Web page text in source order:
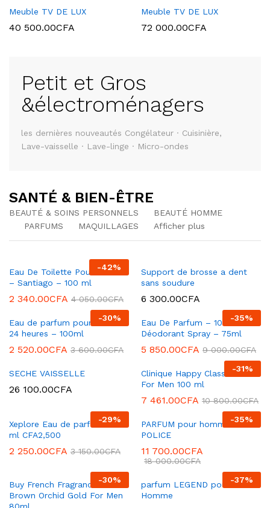
Meuble TV DE LUX
40 500.00CFA
Meuble TV DE LUX
72 000.00CFA
Petit et Gros
&électroménagers
les dernières nouveautés Congélateur · Cuisinière,
Lave-vaisselle · Lave-linge · Micro-ondes
SANTÉ & BIEN-ÊTRE
BEAUTÉ & SOINS PERSONNELS
BEAUTÉ HOMME
PARFUMS
MAQUILLAGES Afficher plus
-42%
Eau De Toilette Pour Homme
– Santiago – 100 ml
2 340.00CFA 4 050.00CFA
Support de brosse a dent
sans soudure
6 300.00CFA
-30%
Eau de parfum pour homme
24 heures – 100ml
2 520.00CFA 3 600.00CFA
-35%
Eau De Parfum – 100ml +
Déodorant Spray – 75ml
5 850.00CFA 9 000.00CFA
SECHE VAISSELLE
26 100.00CFA
-31%
Clinique Happy Classic Edt
For Men 100 ml
7 461.00CFA 10 800.00CFA
-29%
Xeplore Eau de parfum – 100
ml CFA2,500
2 250.00CFA 3 150.00CFA
-35%
PARFUM pour homme
POLICE
11 700.00CFA
18 000.00CFA
-30%
Buy French Fragrances
Brown Orchid Gold For Men
80ml
-37%
parfum LEGEND pour
Homme